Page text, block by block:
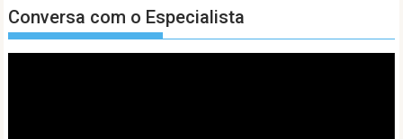
Conversa com o Especialista